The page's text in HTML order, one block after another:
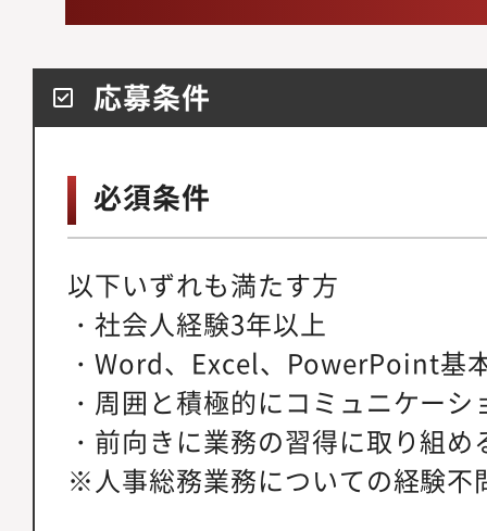
応募条件
必須条件
以下いずれも満たす方
・社会人経験3年以上
・Word、Excel、PowerPoint基
・周囲と積極的にコミュニケー
・前向きに業務の習得に取り組め
※人事総務業務についての経験不